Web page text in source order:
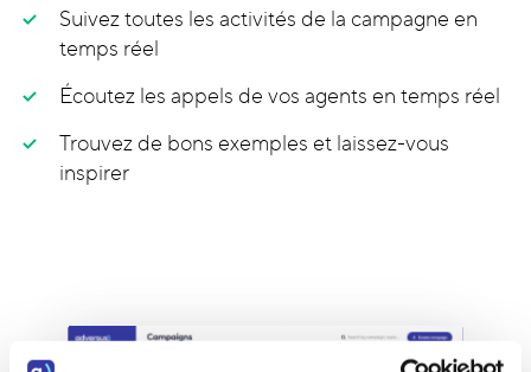
Suivez toutes les activités de la campagne en
temps réel
Écoutez les appels de vos agents en temps réel
Trouvez de bons exemples et laissez-vous
inspirer